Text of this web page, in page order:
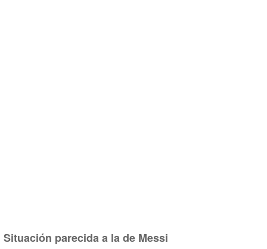
Situación parecida a la de Messi